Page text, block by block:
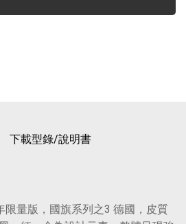
下載型錄/說明書
量版，國旗系列之3 德國，皮質